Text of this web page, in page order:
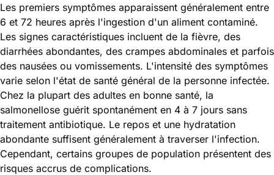
Les premiers symptômes apparaissent généralement entre
6 et 72 heures après l'ingestion d'un aliment contaminé.
Les signes caractéristiques incluent de la fièvre, des
diarrhées abondantes, des crampes abdominales et parfois
des nausées ou vomissements. L'intensité des symptômes
varie selon l'état de santé général de la personne infectée.
Chez la plupart des adultes en bonne santé, la
salmonellose guérit spontanément en 4 à 7 jours sans
traitement antibiotique. Le repos et une hydratation
abondante suffisent généralement à traverser l'infection.
Cependant, certains groupes de population présentent des
risques accrus de complications.